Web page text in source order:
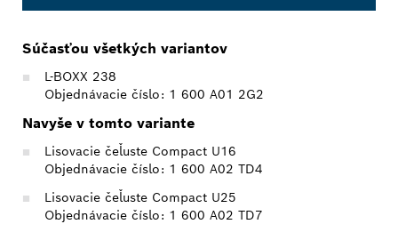
Súčasťou všetkých variantov
L-BOXX 238
Objednávacie číslo: 1 600 A01 2G2
Navyše v tomto variante
Lisovacie čeľuste Compact U16
Objednávacie číslo: 1 600 A02 TD4
Lisovacie čeľuste Compact U25
Objednávacie číslo: 1 600 A02 TD7